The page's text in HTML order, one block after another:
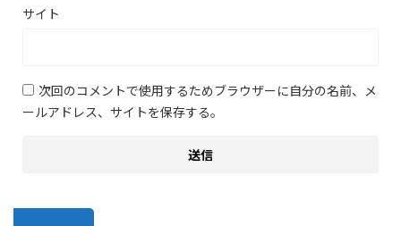
サイト
次回のコメントで使用するためブラウザーに自分の名前、メ
ールアドレス、サイトを保存する。